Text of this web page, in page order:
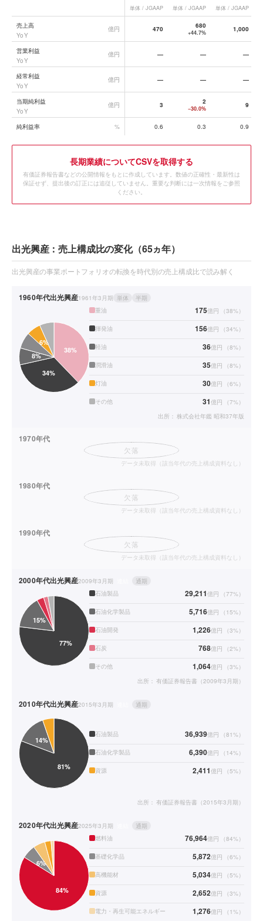
出光興産
単体 / JGAAP 単体 / JGAAP 単体 / JGAAP
売上高
YoY
億円 470 680
+44.7% 1,000
営業利益
YoY
億円 — — —
経常利益
YoY
億円 — — —
当期純利益
YoY
億円 3 2
−30.0% 9
純利益率 % 0.6 0.3 0.9
長期業績についてCSVを取得する
有価証券報告書などの公開情報をもとに作成しています。数値の正確性・最新性は
保証せず、提出後の訂正には追従していません。重要な判断には一次情報をご参照
ください。
出光興産：売上構成比の変化（65ヵ年）
出光興産の事業ポートフォリオの転換を時代別の売上構成比で読み解く
1960年代出光興産1961年3月期 単体
半期
重油
175億円 （38%）
揮発油 156億円 （34%）
軽油 36億円 （8%）
潤滑油 35億円 （8%）
灯油 30億円 （6%）
その他 31億円 （7%）
出所： 株式会社年鑑 昭和37年版
1970年代
欠落
データ未取得（該当年代の売上構成資料なし）
1980年代
欠落
データ未取得（該当年代の売上構成資料なし）
1990年代
欠落
データ未取得（該当年代の売上構成資料なし）
2000年代出光興産2009年3月期
通期
石油製品
29,211億円 （77%）
石油化学製品 5,716億円 （ 15%）
石油開発 1,226億円 （3%）
石炭 768億円 （2%）
その他 1,064億円 （3%）
出所： 有価証券報告書（2009年3月期）
2010年代出光興産2015年3月期 通期
石油製品 36,939億円 （81%）
石油化学製品 6,390億円 （ 14%）
資源 2,411億円 （5%）
出所： 有価証券報告書（2015年3月期）
2020年代出光興産2025年3月期
通期
燃料油
76,964億円 （84%）
基礎化学品 5,872億円 （6%）
高機能材 5,034億円 （5%）
資源 2,652億円 （3%）
電力・再生可能エネルギー 1,276億円 （ 1%）